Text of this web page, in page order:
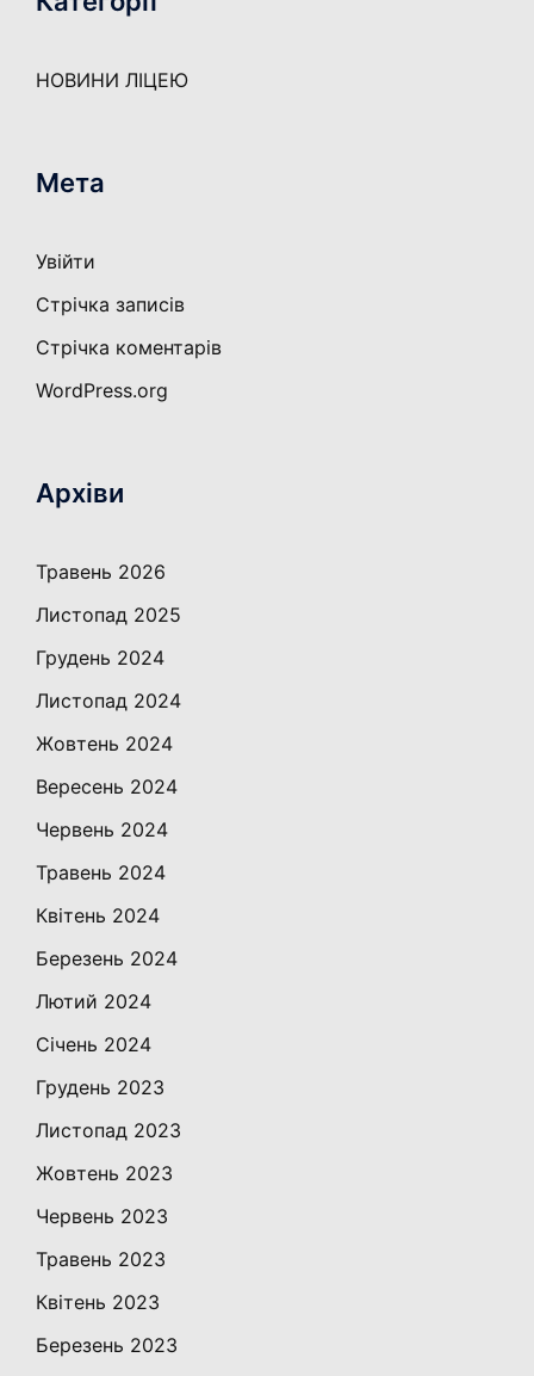
НОВИНИ ЛІЦЕЮ
Мета
Увійти
Стрічка записів
Стрічка коментарів
WordPress.org
Архіви
Травень 2026
Листопад 2025
Грудень 2024
Листопад 2024
Жовтень 2024
Вересень 2024
Червень 2024
Травень 2024
Квітень 2024
Березень 2024
Лютий 2024
Січень 2024
Грудень 2023
Листопад 2023
Жовтень 2023
Червень 2023
Травень 2023
Квітень 2023
Березень 2023